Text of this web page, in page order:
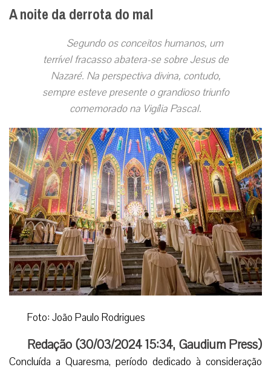
A noite da derrota do mal
Segundo os conceitos humanos, um
terrível fracasso abatera-se sobre Jesus de
Nazaré. Na perspectiva divina, contudo,
sempre esteve presente o grandioso triunfo
comemorado na Vigília Pascal.
Foto: João Paulo Rodrigues
Redação (30/03/2024 15:34, Gaudium Press)
Concluída a Quaresma, período dedicado à consideração